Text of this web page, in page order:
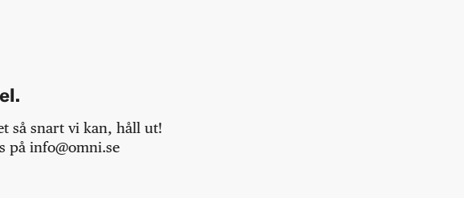
så snart vi kan, håll ut!
på info@omni.se